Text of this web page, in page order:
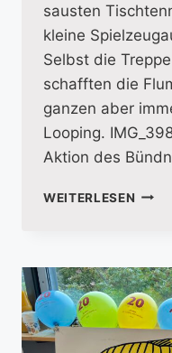
sausten
kleine
Selbst die
schafften die
ganzen aber
Looping.
Aktion des
WEITERLESEN VÄTER
IN
BEIM
BAU
EINER